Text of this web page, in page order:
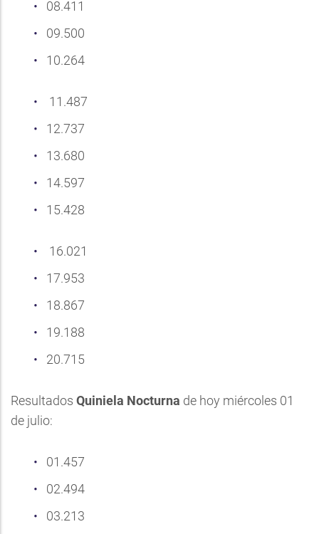
08.411
09.500
10.264
11.487
12.737
13.680
14.597
15.428
16.021
17.953
18.867
19.188
20.715
Resultados Quiniela Nocturna de hoy miércoles 01
de julio:
01.457
02.494
03.213